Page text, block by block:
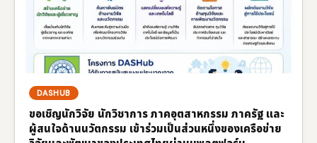
DASHUB
ขอเชิญนักวิจัย นักวิชาการ ภาคอุตสาหกรรม ภาครัฐ และ
ผู้สนใจด้านนวัตกรรม เข้าร่วมเป็นส่วนหนึ่งของเครือข่าย